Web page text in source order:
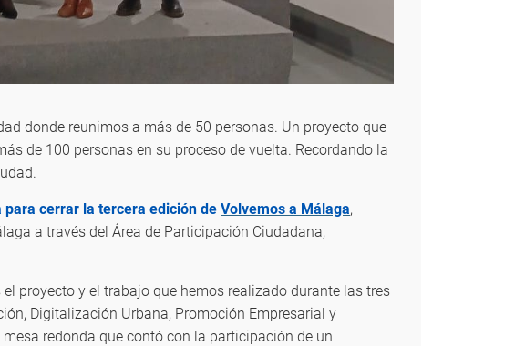
donde reunimos a más de 50 personas. Un proyecto que
de 100 personas en su proceso de vuelta. Recordando la
cerrar la tercera edición de Volvemos a Málaga,
a través del Área de Participación Ciudadana,
proyecto y el trabajo que hemos realizado durante las tres
Digitalización Urbana, Promoción Empresarial y
redonda que contó con la participación de un